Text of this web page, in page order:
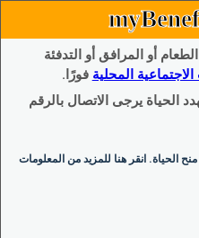
أو المرافق أو التدفئة
المحلية فورًا.
الحياة يرجى الاتصال بالرقم
الحياة. انقر هنا للمزيد من المعلومات